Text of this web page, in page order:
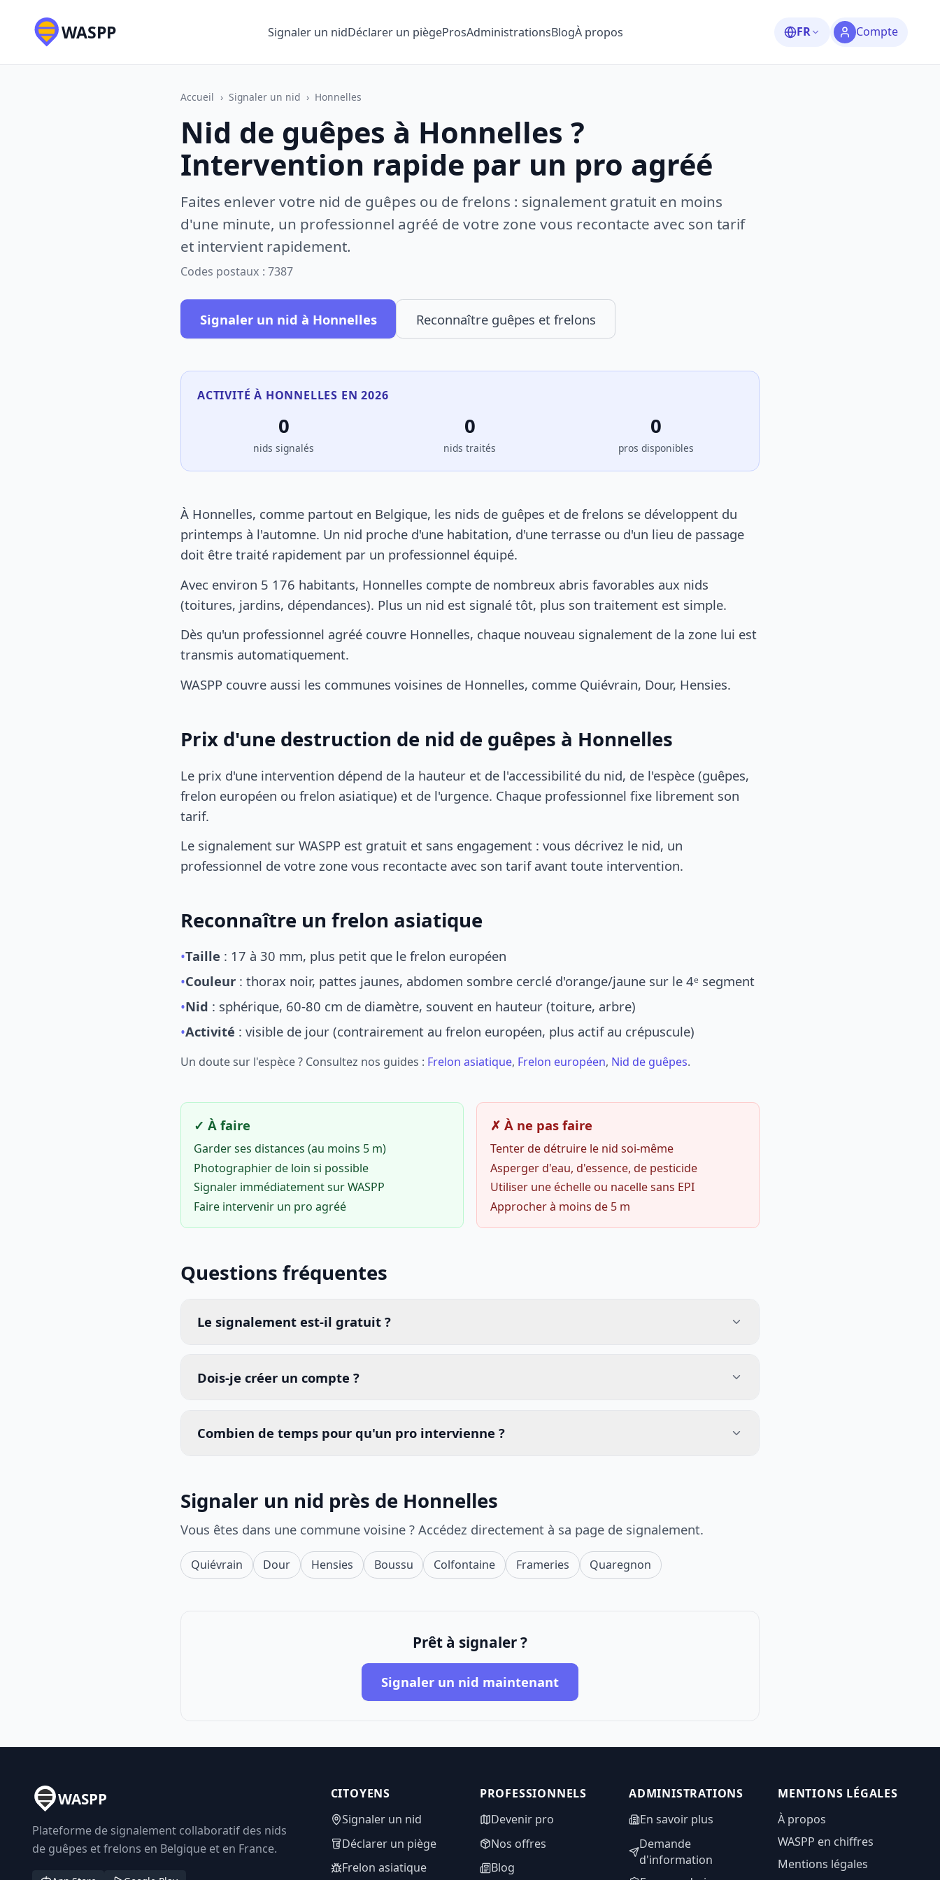
WASPP Signaler un nidDéclarer un piègeProsAdministrationsBlogÀ propos FR Compte
Accueil › Signaler un nid › Honnelles
Nid de guêpes à Honnelles ?
Intervention rapide par un pro agréé
Faites enlever votre nid de guêpes ou de frelons : signalement gratuit en moins
d'une minute, un professionnel agréé de votre zone vous recontacte avec son tarif
et intervient rapidement.
Codes postaux : 7387
Signaler un nid à Honnelles Reconnaître guêpes et frelons
ACTIVITÉ À HONNELLES EN 2026
0
nids signalés
0
nids traités
0
pros disponibles
À Honnelles, comme partout en Belgique, les nids de guêpes et de frelons se développent du
printemps à l'automne. Un nid proche d'une habitation, d'une terrasse ou d'un lieu de passage
doit être traité rapidement par un professionnel équipé.
Avec environ 5 176 habitants, Honnelles compte de nombreux abris favorables aux nids
(toitures, jardins, dépendances). Plus un nid est signalé tôt, plus son traitement est simple.
Dès qu'un professionnel agréé couvre Honnelles, chaque nouveau signalement de la zone lui est
transmis automatiquement.
WASPP couvre aussi les communes voisines de Honnelles, comme Quiévrain, Dour, Hensies.
Prix d'une destruction de nid de guêpes à Honnelles
Le prix d'une intervention dépend de la hauteur et de l'accessibilité du nid, de l'espèce (guêpes,
frelon européen ou frelon asiatique) et de l'urgence. Chaque professionnel fixe librement son
tarif.
Le signalement sur WASPP est gratuit et sans engagement : vous décrivez le nid, un
professionnel de votre zone vous recontacte avec son tarif avant toute intervention.
Reconnaître un frelon asiatique
•Taille : 17 à 30 mm, plus petit que le frelon européen
•Couleur : thorax noir, pattes jaunes, abdomen sombre cerclé d'orange/jaune sur le 4ᵉ segment
•Nid : sphérique, 60-80 cm de diamètre, souvent en hauteur (toiture, arbre)
•Activité : visible de jour (contrairement au frelon européen, plus actif au crépuscule)
Un doute sur l'espèce ? Consultez nos guides : Frelon asiatique, Frelon européen, Nid de guêpes.
✓ À faire
Garder ses distances (au moins 5 m)
Photographier de loin si possible
Signaler immédiatement sur WASPP
Faire intervenir un pro agréé
✗ À ne pas faire
Tenter de détruire le nid soi-même
Asperger d'eau, d'essence, de pesticide
Utiliser une échelle ou nacelle sans EPI
Approcher à moins de 5 m
Questions fréquentes
Le signalement est-il gratuit ?
Dois-je créer un compte ?
Combien de temps pour qu'un pro intervienne ?
Signaler un nid près de Honnelles
Vous êtes dans une commune voisine ? Accédez directement à sa page de signalement.
Quiévrain Dour Hensies Boussu Colfontaine Frameries Quaregnon
Prêt à signaler ?
Signaler un nid maintenant
WASPP
Plateforme de signalement collaboratif des nids
de guêpes et frelons en Belgique et en France.
CITOYENS
Signaler un nid
Déclarer un piège
Frelon asiatique
PROFESSIONNELS
Devenir pro
Nos offres
Blog
ADMINISTRATIONS
En savoir plus
Demande
d'information
MENTIONS LÉGALES
À propos
WASPP en chiffres
Mentions légales